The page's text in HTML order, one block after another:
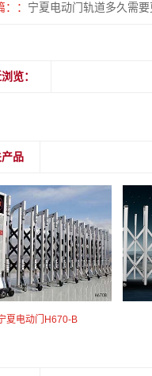
宁夏电动门轨道多久需要
览：
品
夏电动门H670-B